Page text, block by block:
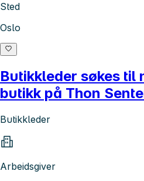
Sted
Oslo
Butikkleder søkes til
butikk på Thon
Butikkleder
Arbeidsgiver